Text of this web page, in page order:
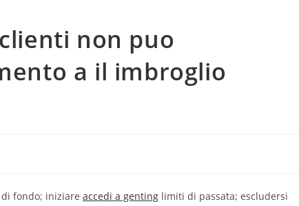
non puo
a il imbroglio
fondo; iniziare accedi a genting limiti di passata; escludersi